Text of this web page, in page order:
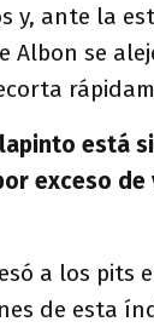
y, ante la
Albon se
está
exceso
a los pits
de esta